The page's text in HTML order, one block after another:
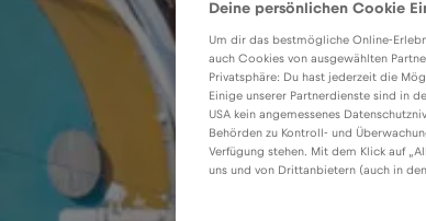
Deine persönlichen Cookie
Um dir das bestmögliche Online-
auch Cookies von ausgewählten
Privatsphäre: Du hast jederzeit die
Einige unserer Partnerdienste sind in
USA kein angemessenes
Behörden zu Kontroll- und
Verfügung stehen. Mit dem Klick auf
uns und von Drittanbietern (auch in